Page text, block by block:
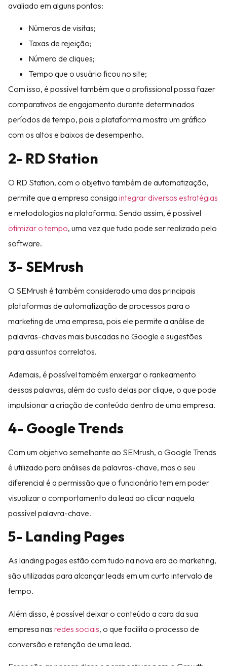
avaliado em alguns pontos:
Números de visitas;
Taxas de rejeição;
Número de cliques;
Tempo que o usuário ficou no site;
Com isso, é possível também que o profissional possa fazer
comparativos de engajamento durante determinados
períodos de tempo, pois a plataforma mostra um gráfico
com os altos e baixos de desempenho.
2- RD Station
O RD Station, com o objetivo também de automatização,
permite que a empresa consiga integrar diversas estratégias
e metodologias na plataforma. Sendo assim, é possível
otimizar o tempo, uma vez que tudo pode ser realizado pelo
software.
3- SEMrush
O SEMrush é também considerado uma das principais
plataformas de automatização de processos para o
marketing de uma empresa, pois ele permite a análise de
palavras-chaves mais buscadas no Google e sugestões
para assuntos correlatos.
Ademais, é possível também enxergar o rankeamento
dessas palavras, além do custo delas por clique, o que pode
impulsionar a criação de conteúdo dentro de uma empresa.
4- Google Trends
Com um objetivo semelhante ao SEMrush, o Google Trends
é utilizado para análises de palavras-chave, mas o seu
diferencial é a permissão que o funcionário tem em poder
visualizar o comportamento da lead ao clicar naquela
possível palavra-chave.
5- Landing Pages
As landing pages estão com tudo na nova era do marketing,
são utilizadas para alcançar leads em um curto intervalo de
tempo.
Além disso, é possível deixar o conteúdo a cara da sua
empresa nas redes sociais, o que facilita o processo de
conversão e retenção de uma lead.